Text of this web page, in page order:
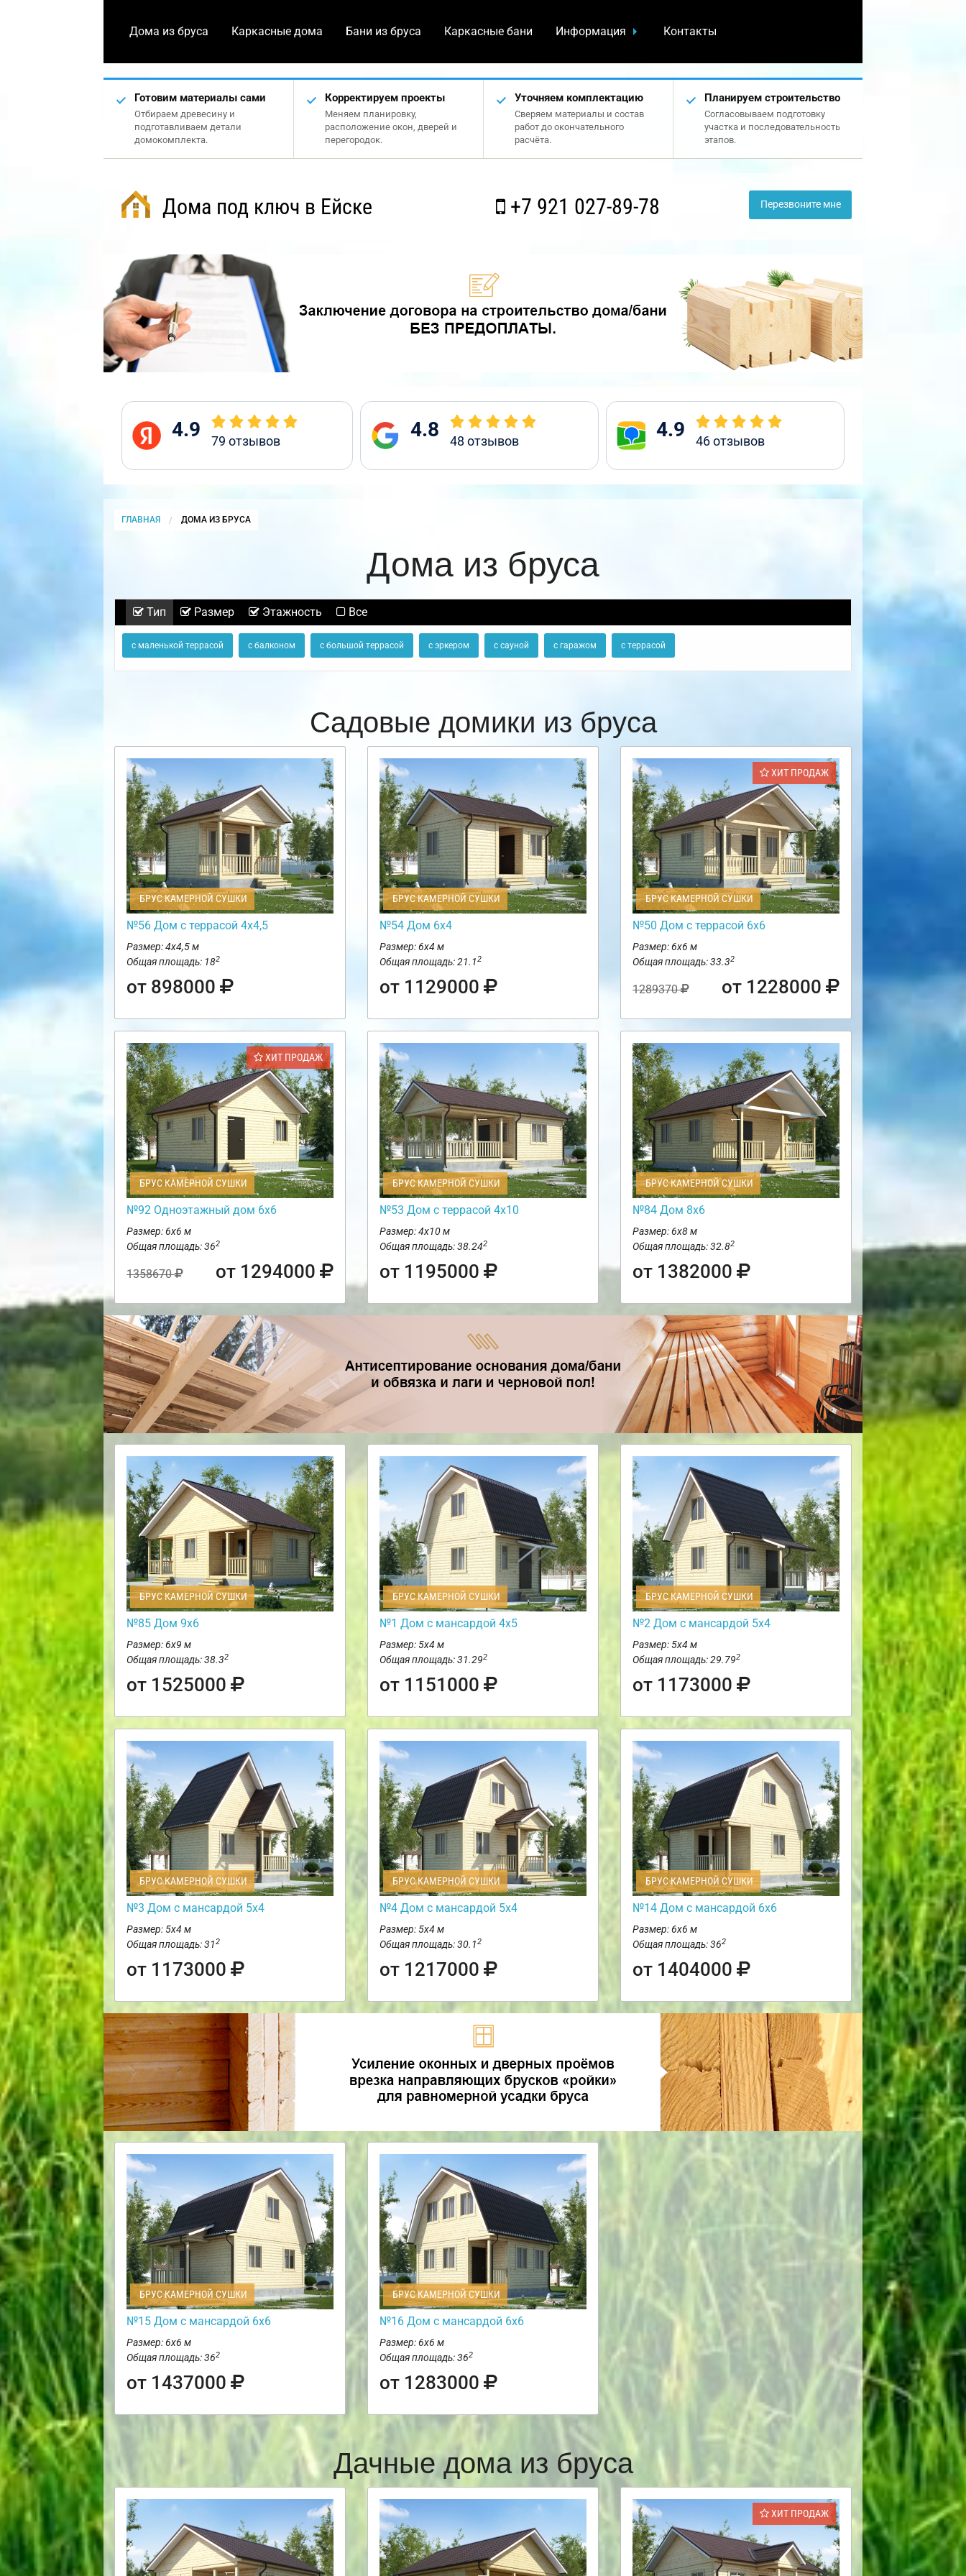
Дома из бруса Каркасные дома Бани из бруса Каркасные бани Информация Контакты
Готовим материалы сами
Отбираем древесину и
подготавливаем детали
домокомплекта.
Корректируем проекты
Меняем планировку,
расположение окон, дверей и
перегородок.
Уточняем комплектацию
Сверяем материалы и состав
работ до окончательного
расчёта.
Планируем строительство
Согласовываем подготовку
участка и последовательность
этапов.
Дома под ключ в Ейске +7 921 027-89-78 Перезвоните мне
4.9 79 отзывов 4.8 48 отзывов 4.9 46отзывов
ГЛАВНАЯ CURRENT:
ДОМА ИЗ БРУСА
Дома из бруса
Тип Размер Этажность Все
с маленькой террасой с балконом с большой террасой с эркером с сауной с гаражом с террасой
Садовые домики из бруса
БРУС КАМЕРНОЙ СУШКИ
№56 Дом с террасой 4х4,5
Размер: 4х4,5 м
Общая площадь: 182
от 898000
БРУС КАМЕРНОЙ СУШКИ
№54 Дом 6х4
Размер: 6х4 м
Общая площадь: 21.12
от 1129000
ХИТ ПРОДАЖ
БРУС КАМЕРНОЙ СУШКИ
№50 Дом с террасой 6х6
Размер: 6х6 м
Общая площадь: 33.32
1289370 от 1228000
ХИТ ПРОДАЖ
БРУС КАМЕРНОЙ СУШКИ
№92 Одноэтажный дом 6х6
Размер: 6х6 м
Общая площадь: 362
1358670 от 1294000
БРУС КАМЕРНОЙ СУШКИ
№53 Дом с террасой 4х10
Размер: 4х10 м
Общая площадь: 38.242
от 1195000
БРУС КАМЕРНОЙ СУШКИ
№84 Дом 8х6
Размер: 6х8 м
Общая площадь: 32.82
от 1382000
БРУС КАМЕРНОЙ СУШКИ
№85 Дом 9х6
Размер: 6х9 м
Общая площадь: 38.32
от 1525000
БРУС КАМЕРНОЙ СУШКИ
№1 Дом с мансардой 4х5
Размер: 5х4 м
Общая площадь: 31.292
от 1151000
БРУС КАМЕРНОЙ СУШКИ
№2 Дом с мансардой 5х4
Размер: 5х4 м
Общая площадь: 29.792
от 1173000
БРУС КАМЕРНОЙ СУШКИ
№3 Дом с мансардой 5х4
Размер: 5х4 м
Общая площадь: 312
от 1173000
БРУС КАМЕРНОЙ СУШКИ
№4 Дом с мансардой 5х4
Размер: 5х4 м
Общая площадь: 30.12
от 1217000
БРУС КАМЕРНОЙ СУШКИ
№14 Дом с мансардой 6х6
Размер: 6х6 м
Общая площадь: 362
от 1404000
БРУС КАМЕРНОЙ СУШКИ
№15 Дом с мансардой 6х6
Размер: 6х6 м
Общая площадь: 362
от 1437000
БРУС КАМЕРНОЙ СУШКИ
№16 Дом с мансардой 6х6
Размер: 6х6 м
Общая площадь: 362
от 1283000
Дачные дома из бруса
ХИТ ПРОДАЖ